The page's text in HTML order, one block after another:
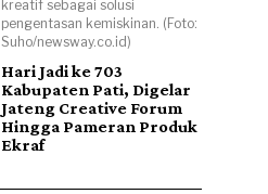
kreatif sebagai solusi
pengentasan kemiskinan. (Foto:
Suho/newsway.co.id)
Hari Jadi ke 703
Kabupaten Pati, Digelar
Jateng Creative Forum
Hingga Pameran Produk
Ekraf